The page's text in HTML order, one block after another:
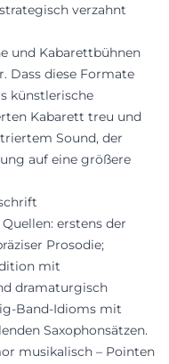
verzahnt
und Kabarettbühnen
Dass diese Formate
künstlerische
Kabarett treu und
Sound, der
auf eine größere
erstens der
Prosodie;
mit
dramaturgisch
Band-Idioms mit
Saxophonsätzen.
musikalisch – Pointen